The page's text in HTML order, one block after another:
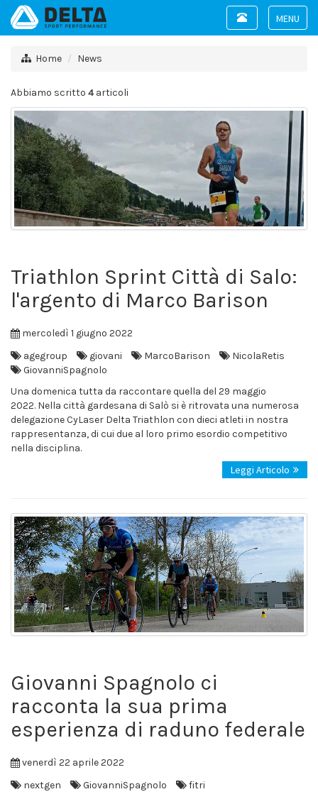
Toggle
Toggle
navigation
Home News
Abbiamo scritto 4 articoli
Triathlon Sprint Città di Salo:
l'argento di Marco Barison
mercoledì 1 giugno 2022
agegroup
giovani MarcoBarison
NicolaRetis
GiovanniSpagnolo
Una domenica tutta da raccontare quella del 29 maggio
2022. Nella città gardesana di Salò si è ritrovata una numerosa
delegazione CyLaser Delta Triathlon con dieci atleti in nostra
rappresentanza, di cui due al loro primo esordio competitivo
nella disciplina.
Leggi Articolo
Giovanni Spagnolo ci
racconta la sua prima
esperienza di raduno federale
venerdì 22 aprile 2022
nextgen
GiovanniSpagnolo
fitri